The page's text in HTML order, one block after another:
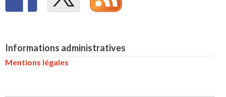
Informations administratives
Mentions légales